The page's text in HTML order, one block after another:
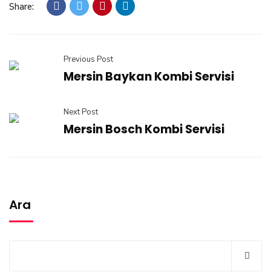
Share:
Previous Post
Mersin Baykan Kombi Servisi
Next Post
Mersin Bosch Kombi Servisi
Ara